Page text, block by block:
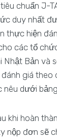
chuẩn J-
duy nhất
thực hiện
các tổ
Nhật Bản và
đánh giá theo
nêu dưới
khi hoàn
nộp đơn sẽ